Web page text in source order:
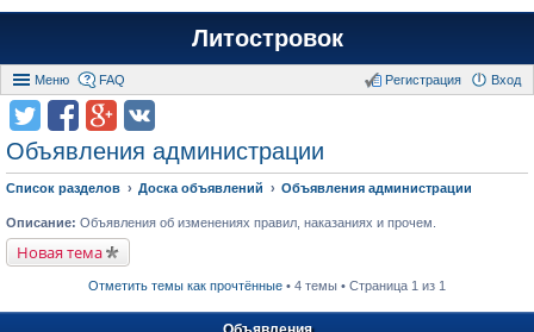
Литостровок
Меню FAQ Вход
Регистрация
Объявления администрации
Список разделов Доска объявлений Объявления администрации
Описание: Объявления об изменениях правил, наказаниях и прочем.
Новая тема
Отметить темы как прочтённые • 4 темы • Страница 1 из 1